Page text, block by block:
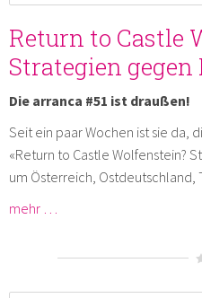
Return to Castle
Strategien gegen
Die arranca #51 ist draußen!
Seit ein paar Wochen ist sie da,
«Return to Castle Wolfenstein?
um Österreich, Ostdeutschland,
mehr …